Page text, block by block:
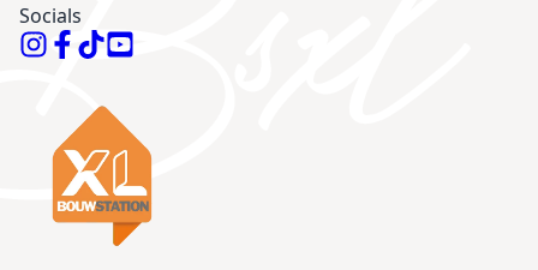
Socials